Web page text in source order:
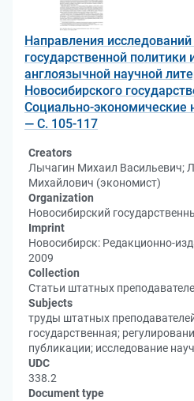
Направления исследований
государственной политики
англоязычной научной
Новосибирского
Социально-экономические
— С. 105-117
Creators
Лычагин Михаил Васильевич;
Михайлович (экономист)
Organization
Новосибирский
Imprint
Новосибирск: Редакционно-
2009
Collection
Статьи штатных
Subjects
труды штатных
государственная;
публикации; исследование
UDC
338.2
Document type